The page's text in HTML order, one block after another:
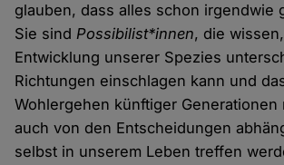
glauben, dass alles schon irgendwie
Sie sindPossibilist*innen, die
Entwicklung unserer Spezies
Richtungen einschlagen kann und
Wohlergehen künftiger Generationen
auch von den Entscheidungen
selbst in unserem Leben treffen